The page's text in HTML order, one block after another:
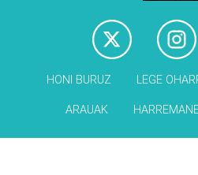
HONI BURUZ LEGE
ARAUAK